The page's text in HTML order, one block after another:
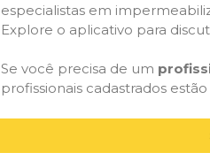
especialistas em
Explore o aplicativo para
Se você precisa de um
profissionais cadastrados